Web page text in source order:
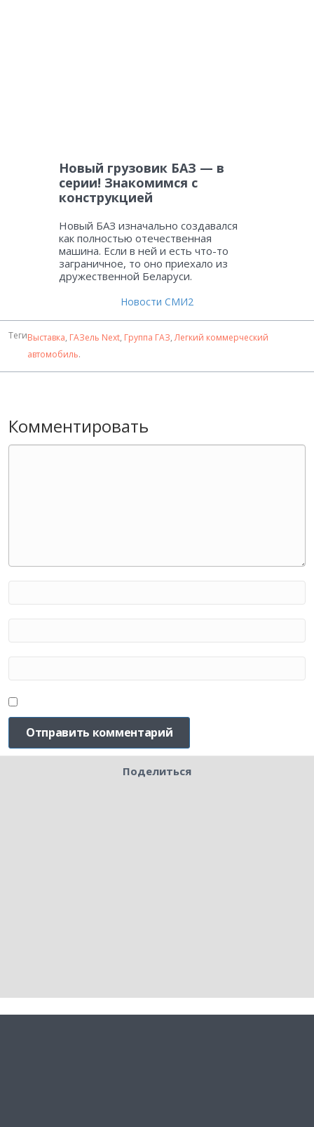
Новый грузовик БАЗ — в
серии! Знакомимся с
конструкцией
Новый БАЗ изначально создавался
как полностью отечественная
машина. Если в ней и есть что-то
заграничное, то оно приехало из
дружественной Беларуси.
Новости СМИ2
ТегиВыставка, ГАЗель Next, Группа ГАЗ,Легкий коммерческий
автомобиль.
Комментировать
Поделиться